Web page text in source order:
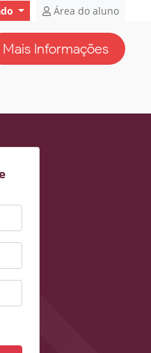
Área do aluno
Mais Informações